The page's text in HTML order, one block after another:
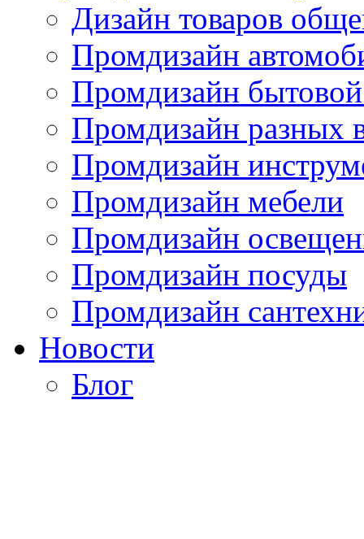
Дизайн товаров
Промдизайн
Промдизайн
Промдизайн разных
Промдизайн
Промдизайн мебели
Промдизайн
Промдизайн посуды
Промдизайн
Новости
Блог